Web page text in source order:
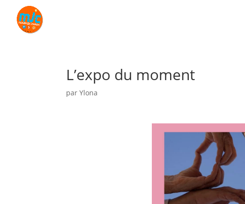
L’expo du moment
parYlona